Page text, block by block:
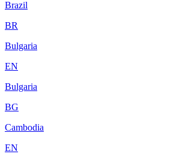
Brazil
BR
Bulgaria
EN
Bulgaria
BG
Cambodia
EN